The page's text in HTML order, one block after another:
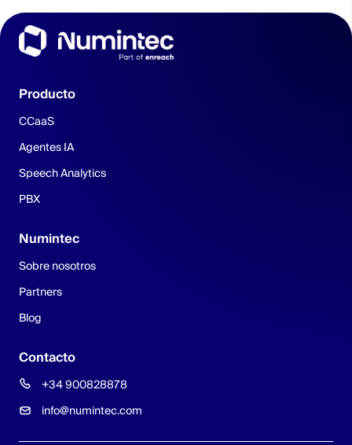
Producto
CCaaS
Agentes IA
Speech Analytics
PBX
Numintec
Sobre nosotros
Partners
Blog
Contacto
+34 900828878
info@numintec.com